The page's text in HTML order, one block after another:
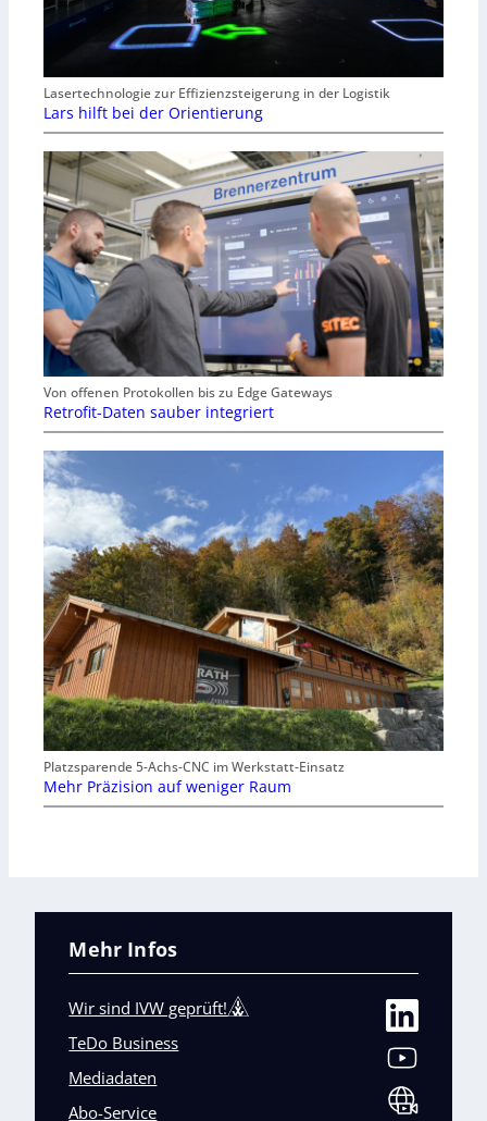
Lasertechnologie zur Effizienzsteigerung in der Logistik
Lars hilft bei der Orientierung
Von offenen Protokollen bis zu Edge Gateways
Retrofit-Daten sauber integriert
Platzsparende 5-Achs-CNC im Werkstatt-Einsatz
Mehr Präzision auf weniger Raum
Mehr Infos
Wir sind IVW geprüft!
TeDo Business
Mediadaten
Abo-Service